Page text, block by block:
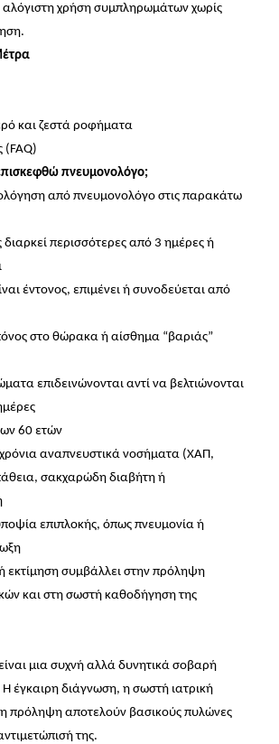
αλόγιστη χρήση συμπληρωμάτων χωρίς
και ζεστά ροφήματα
(FAQ)
πνευμονολόγο;
από πνευμονολόγο στις παρακάτω
περισσότερες από 3 ημέρες ή
έντονος, επιμένει ή συνοδεύεται από
στο θώρακα ή αίσθημα “βαριάς”
επιδεινώνονται αντί να βελτιώνονται
60 ετών
αναπνευστικά νοσήματα (ΧΑΠ,
σακχαρώδη διαβήτη ή
επιπλοκής, όπως πνευμονία ή
εκτίμηση συμβάλλει στην πρόληψη
και στη σωστή καθοδήγηση της
μια συχνή αλλά δυνητικά σοβαρή
Η έγκαιρη διάγνωση, η σωστή ιατρική
πρόληψη αποτελούν βασικούς πυλώνες
της.